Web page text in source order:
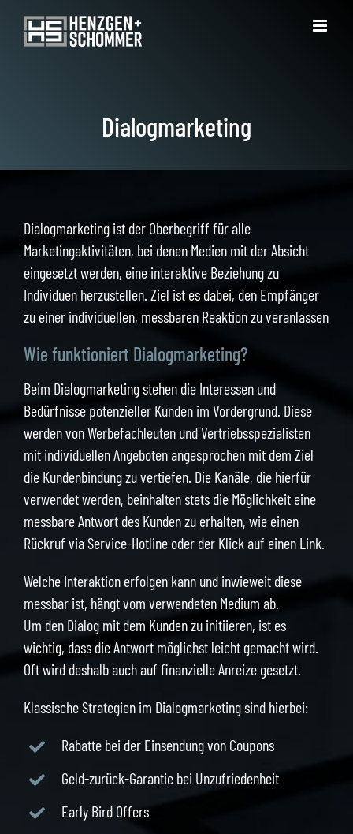
Inhalt
Dialogmarketing
Dialogmarketing ist der Oberbegriff für alle
Marketingaktivitäten, bei denen Medien mit der Absicht
eingesetzt werden, eine interaktive Beziehung zu
Individuen herzustellen. Ziel ist es dabei, den Empfänger
zu einer individuellen, messbaren Reaktion zu veranlassen
Wie funktioniert Dialogmarketing?
Beim Dialogmarketing stehen die Interessen und
Bedürfnisse potenzieller Kunden im Vordergrund. Diese
werden von Werbefachleuten und Vertriebsspezialisten
mit individuellen Angeboten angesprochen mit dem Ziel
die Kundenbindung zu vertiefen. Die Kanäle, die hierfür
verwendet werden, beinhalten stets die Möglichkeit eine
messbare Antwort des Kunden zu erhalten, wie einen
Rückruf via Service-Hotline oder der Klick auf einen Link.
Welche Interaktion erfolgen kann und inwieweit diese
messbar ist, hängt vom verwendeten Medium ab.
Um den Dialog mit dem Kunden zu initiieren, ist es
wichtig, dass die Antwort möglichst leicht gemacht wird.
Oft wird deshalb auch auf finanzielle Anreize gesetzt.
Klassische Strategien im Dialogmarketing sind hierbei:
Rabatte bei der Einsendung von Coupons
Geld-zurück-Garantie bei Unzufriedenheit
Early Bird Offers